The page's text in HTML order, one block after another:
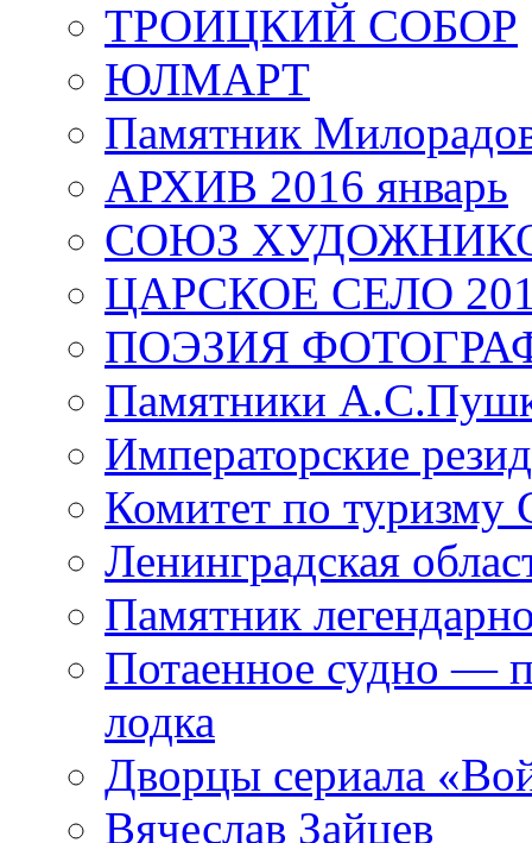
ТРОИЦКИЙ СОБОР
ЮЛМАРТ
Памятник
АРХИВ 2016 январь
СОЮЗ
ЦАРСКОЕ СЕЛО
ПОЭЗИЯ
Памятники
Императорские
Комитет по туризму
Ленинградская
Памятник
Потаенное судно —
лодка
Дворцы сериала
Вячеслав Зайцев